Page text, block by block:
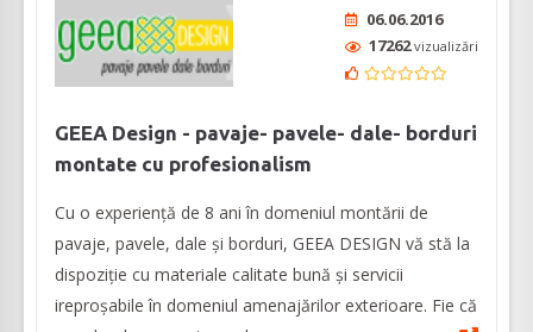
06.06.2016
17262vizualizări
GEEA Design - pavaje- pavele- dale- borduri
montate cu profesionalism
Cu o experiență de 8 ani în domeniul montării de
pavaje, pavele, dale și borduri, GEEA DESIGN vă stă la
dispoziție cu materiale calitate bună și servicii
ireproșabile în domeniul amenajărilor exterioare. Fie că